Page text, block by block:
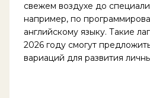
свежем воздухе до
например, по
английскому языку. Такие
2026 году смогут
вариаций для развития